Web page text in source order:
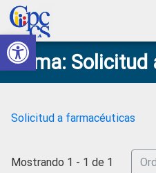
Abrir barra de
Skip
to
primary
navigation
Skip
to
main
content
Skip
to
primary
sidebar
Skip
to
footer
Consejo
de
Ciudadana
Control
Construyendo
Poder
Ciudadano
Tema:
Solicitud a farmacéuticas
Mostrando 1 - 1 de 1